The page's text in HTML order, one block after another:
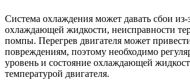
Система охлаждения может давать сбои из-
охлаждающей жидкости, неисправности
помпы. Перегрев двигателя может
повреждениям, поэтому необходимо
уровень и состояние охлаждающей
температурой двигателя.